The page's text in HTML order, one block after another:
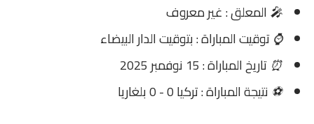
🎤المعلق : غير معروف
⌚توقيت المباراة : بتوقيت الدار البيضاء
⏰ تاريخ المباراة : 15 نوفمبر 2025
⚽ نتيجة المباراة : تركيا 0 - 0 بلغاريا